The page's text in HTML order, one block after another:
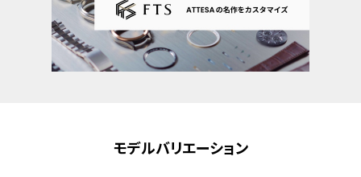
日本製
メーカー保証
国際保証3年間(購入後1年以内にMY
CITIZENご登録で国内保証5年間)
モデルバリエーション